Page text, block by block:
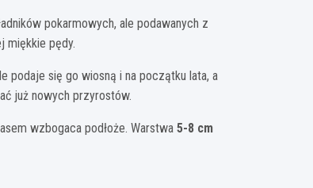
pokarmowych, ale podawanych z
miękkie pędy.
podaje się go wiosną i na początku lata, a
już nowych przyrostów.
wzbogaca podłoże. Warstwa 5-8 cm